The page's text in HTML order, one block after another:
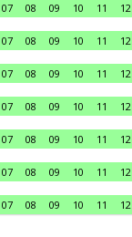
07 08 09 10 11 12
07 08 09 10 11 12
07 08 09 10 11 12
07 08 09 10 11 12
07 08 09 10 11 12
07 08 09 10 11 12
07 08 09 10 11 12